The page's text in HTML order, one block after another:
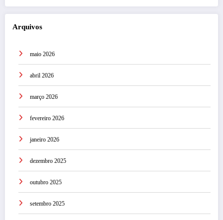
Arquivos
maio 2026
abril 2026
março 2026
fevereiro 2026
janeiro 2026
dezembro 2025
outubro 2025
setembro 2025